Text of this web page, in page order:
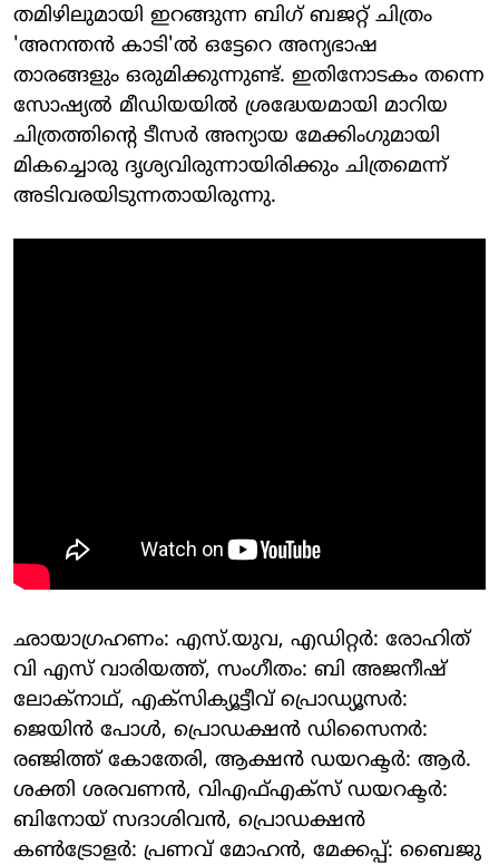
തമിഴിലുമായി ഇറങ്ങുന്ന ബിഗ് ബജറ്റ് ചിത്രം
'അനന്തൻ കാടി'ൽ ഒട്ടേറെ അന്യഭാഷ
താരങ്ങളും ഒരുമിക്കുന്നുണ്ട്. ഇതിനോടകം തന്നെ
സോഷ്യൽ മീഡിയയിൽ ശ്രദ്ധേയമായി മാറിയ
ചിത്രത്തിന്‍റെ ടീസർ അന്യായ മേക്കിംഗുമായി
മികച്ചൊരു ദൃശ്യവിരുന്നായിരിക്കും ചിത്രമെന്ന്
അടിവരയിടുന്നതായിരുന്നു.
ഛായാഗ്രഹണം: എസ്.യുവ, എഡിറ്റർ: രോഹിത്
വി എസ് വാരിയത്ത്, സംഗീതം: ബി അജനീഷ്
ലോക്നാഥ്, എക്‌സിക്യൂട്ടീവ് പ്രൊഡ്യൂസർ:
ജെയിൻ പോൾ, പ്രൊഡക്ഷൻ ഡിസൈനർ:
രഞ്ജിത്ത് കോതേരി, ആക്ഷൻ ഡയറക്ടർ: ആർ.
ശക്തി ശരവണൻ, വിഎഫ്എക്സ് ഡയറക്ടർ:
ബിനോയ് സദാശിവൻ, പ്രൊഡക്ഷൻ
കൺട്രോളർ: പ്രണവ് മോഹൻ, മേക്കപ്പ്: ബൈജു